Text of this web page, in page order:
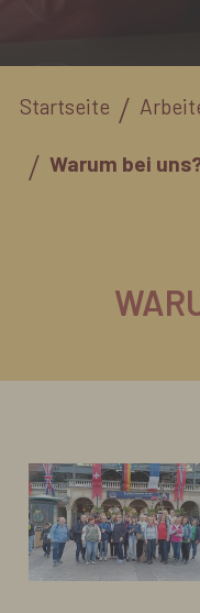
Startseite
Warum bei